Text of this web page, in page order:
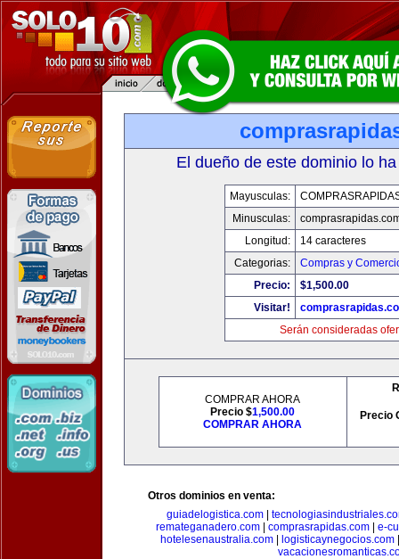
El dueño de este dominio lo
Mayusculas:
Minusculas:
Longitud:
14 caracteres
Categorias:
Compras y
Precio:
$1,500.00
Visitar!
Serán consideradas
COMPRAR AHORA
Precio $1,500.00
COMPRAR AHORA
Precio
Otros dominios en venta:
guiadelogistica.com|
remateganadero.com
comprasrapidas.com
e-
hotelesenaustralia.com| logisticaynegocios.com